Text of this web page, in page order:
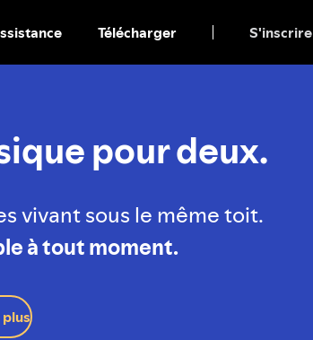
Télécharger S'inscrire
pour deux.
vivant sous le même toit.
à tout moment.
plus